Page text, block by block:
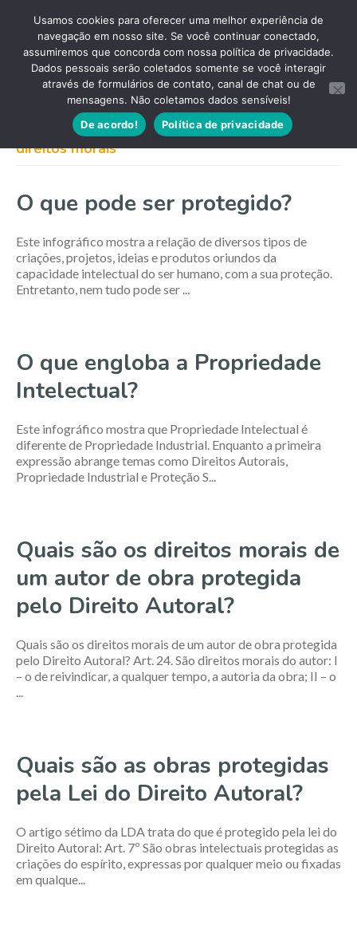
direitos morais
O que pode ser protegido?
Este infográfico mostra a relação de diversos tipos de
criações, projetos, ideias e produtos oriundos da
capacidade intelectual do ser humano, com a sua proteção.
Entretanto, nem tudo pode ser ...
O que engloba a Propriedade
Intelectual?
Este infográfico mostra que Propriedade Intelectual é
diferente de Propriedade Industrial. Enquanto a primeira
expressão abrange temas como Direitos Autorais,
Propriedade Industrial e Proteção S...
Quais são os direitos morais de
um autor de obra protegida
pelo Direito Autoral?
Quais são os direitos morais de um autor de obra protegida
pelo Direito Autoral? Art. 24. São direitos morais do autor: I
– o de reivindicar, a qualquer tempo, a autoria da obra; II – o
...
Quais são as obras protegidas
pela Lei do Direito Autoral?
O artigo sétimo da LDA trata do que é protegido pela lei do
Direito Autoral: Art. 7º São obras intelectuais protegidas as
criações do espírito, expressas por qualquer meio ou fixadas
em qualque...
Usamos cookies para oferecer uma melhor experiência de
navegação em nosso site. Se você continuar conectado,
assumiremos que concorda com nossa política de privacidade.
Dados pessoais serão coletados somente se você interagir
através de formulários de contato, canal de chat ou de
mensagens. Não coletamos dados sensíveis!
De acordo!
Política de privacidade